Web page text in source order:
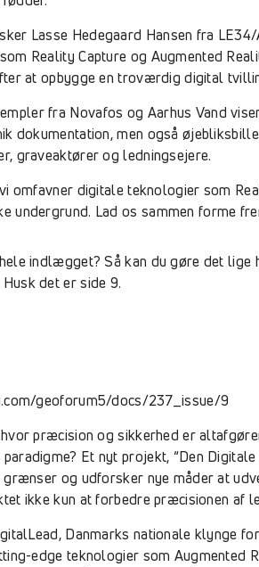
Lasse Hedegaard Hansen fra
Reality Capture og Augmented
at opbygge en troværdig digital
fra Novafos og Aarhus Vand
dokumentation, men også
graveaktører og ledningsejere.
omfavner digitale teknologier som
undergrund. Lad os sammen forme
indlægget? Så kan du gøre det
det er side 9.
geoforum5/docs/237_issue/9
præcision og sikkerhed er
Et nyt projekt, “Den
og udforsker nye måder at
ikke kun at forbedre præcisionen af
Danmarks nationale klynge
edge teknologier som Augmented